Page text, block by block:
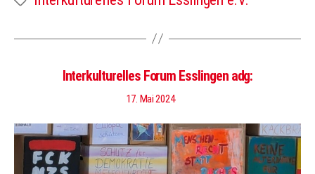
Interkulturelles Forum Esslingen adg:
17. Mai 2024